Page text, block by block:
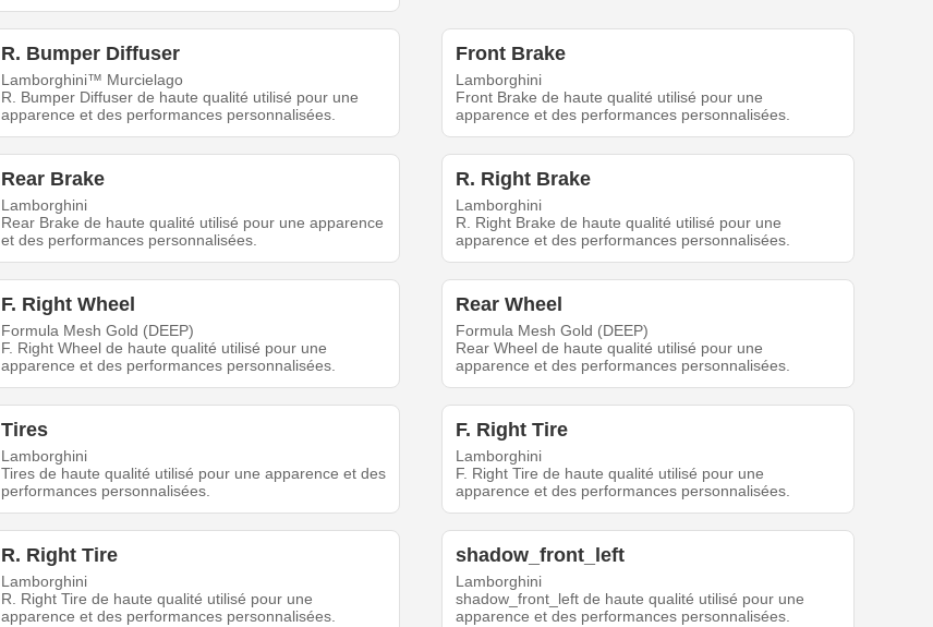
R. Bumper Diffuser
Lamborghini™ Murcielago
R. Bumper Diffuser de haute qualité utilisé pour une
apparence et des performances personnalisées.
Front Brake
Lamborghini
Front Brake de haute qualité utilisé pour une
apparence et des performances personnalisées.
Rear Brake
Lamborghini
Rear Brake de haute qualité utilisé pour une apparence
et des performances personnalisées.
R. Right Brake
Lamborghini
R. Right Brake de haute qualité utilisé pour une
apparence et des performances personnalisées.
F. Right Wheel
Formula Mesh Gold (DEEP)
F. Right Wheel de haute qualité utilisé pour une
apparence et des performances personnalisées.
Rear Wheel
Formula Mesh Gold (DEEP)
Rear Wheel de haute qualité utilisé pour une
apparence et des performances personnalisées.
Tires
Lamborghini
Tires de haute qualité utilisé pour une apparence et des
performances personnalisées.
F. Right Tire
Lamborghini
F. Right Tire de haute qualité utilisé pour une
apparence et des performances personnalisées.
R. Right Tire
Lamborghini
R. Right Tire de haute qualité utilisé pour une
apparence et des performances personnalisées.
shadow_front_left
Lamborghini
shadow_front_left de haute qualité utilisé pour une
apparence et des performances personnalisées.